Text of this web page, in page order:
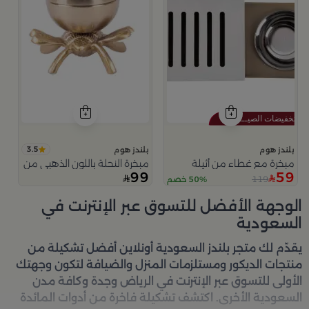
بلندز هوم
مبخرة مع غطاء من أثيلة
59
119 50% خصم
بلندز هوم 3.5
مبخرة النحلة باللون الذهبي من امارا
99
الوجهة الأفضل للتسوق عبر الإنترنت في
السعودية
يقدّم لك متجر بلندز السعودية أونلاين أفضل تشكيلة من
منتجات الديكور ومستلزمات المنزل والضيافة لتكون وجهتك
الأولى للتسوق عبر الإنترنت في الرياض وجدة وكافة مدن
السعودية الأخرى. اكتشف تشكيلة فاخرة من أدوات المائدة